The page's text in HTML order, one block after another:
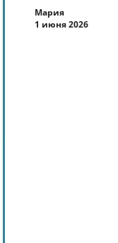
Мария
1 июня 2026